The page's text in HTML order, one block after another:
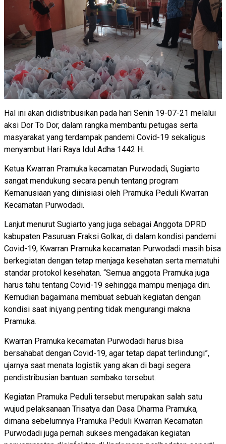
Hal ini akan didistribusikan pada hari Senin 19-07-21 melalui
aksi Dor To Dor, dalam rangka membantu petugas serta
masyarakat yang terdampak pandemi Covid-19 sekaligus
menyambut Hari Raya Idul Adha 1442 H.
Ketua Kwarran Pramuka kecamatan Purwodadi, Sugiarto
sangat mendukung secara penuh tentang program
Kemanusiaan yang diinisiasi oleh Pramuka Peduli Kwarran
Kecamatan Purwodadi.
Lanjut menurut Sugiarto yang juga sebagai Anggota DPRD
kabupaten Pasuruan Fraksi Golkar, di dalam kondisi pandemi
Covid-19, Kwarran Pramuka kecamatan Purwodadi masih bisa
berkegiatan dengan tetap menjaga kesehatan serta mematuhi
standar protokol kesehatan. “Semua anggota Pramuka juga
harus tahu tentang Covid-19 sehingga mampu menjaga diri.
Kemudian bagaimana membuat sebuah kegiatan dengan
kondisi saat ini,yang penting tidak mengurangi makna
Pramuka.
Kwarran Pramuka kecamatan Purwodadi harus bisa
bersahabat dengan Covid-19, agar tetap dapat terlindungi”,
ujarnya saat menata logistik yang akan di bagi segera
pendistribusian bantuan sembako tersebut.
Kegiatan Pramuka Peduli tersebut merupakan salah satu
wujud pelaksanaan Trisatya dan Dasa Dharma Pramuka,
dimana sebelumnya Pramuka Peduli Kwarran Kecamatan
Purwodadi juga pernah sukses mengadakan kegiatan